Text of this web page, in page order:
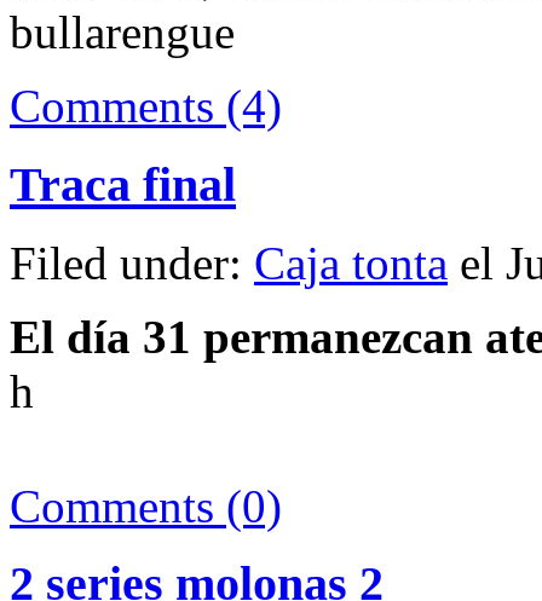
bullarengue
Comments (4)
Traca final
Filed under: Caja tonta el
El día 31 permanezcan
h
Comments (0)
2 series molonas 2